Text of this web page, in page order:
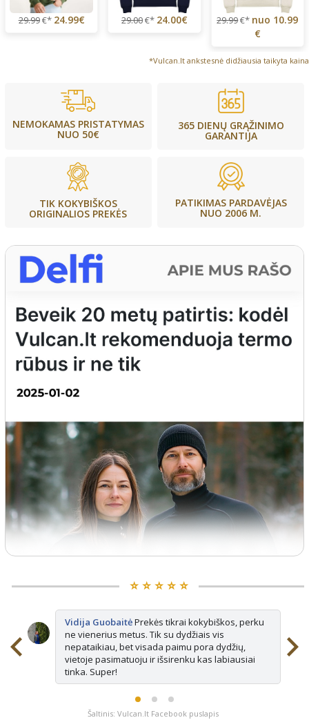
29.99€* 24.99€ 29.00€* 24.00€ 29.99€* nuo 10.99
€
*Vulcan.lt ankstesnė didžiausia taikyta kaina
NEMOKAMAS PRISTATYMAS
NUO 50€
365 DIENŲ GRĄŽINIMO
GARANTIJA
TIK KOKYBIŠKOS
ORIGINALIOS PREKĖS
PATIKIMAS PARDAVĖJAS
NUO 2006 M.
⭐️ ⭐️ ⭐️ ⭐️ ⭐️
Vidija GuobaitėPrekės tikrai kokybiškos, perku
ne vienerius metus. Tik su dydžiais vis
nepataikiau, bet visada paimu pora dydžių,
vietoje pasimatuoju ir išsirenku kas labiausiai
tinka. Super!
Šaltinis: Vulcan.lt Facebook puslapis